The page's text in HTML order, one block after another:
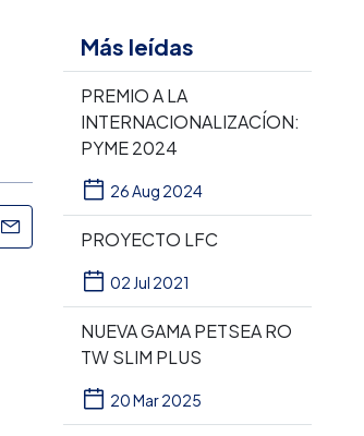
Más leídas
PREMIO A LA
INTERNACIONALIZACÍON:
PYME 2024
26 Aug 2024
PROYECTO LFC
02 Jul 2021
NUEVA GAMA PETSEA RO
TW SLIM PLUS
20 Mar 2025